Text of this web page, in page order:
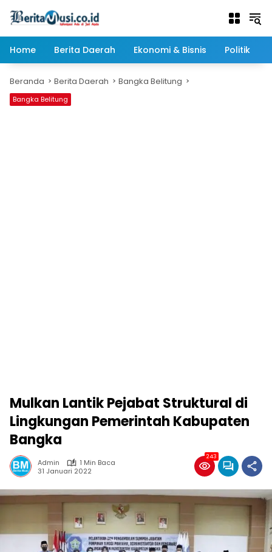
Home
Berita Daerah Ekonomi & Bisnis Politik
Beranda Berita Daerah Bangka Belitung
Bangka Belitung
Mulkan Lantik Pejabat Struktural di
Lingkungan Pemerintah Kabupaten
Bangka
Admin
1 Min Baca
31 Januari 2022
243